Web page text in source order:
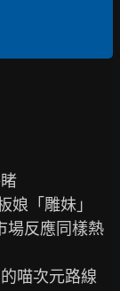
娘「雕妹」
場反應同樣熱
喵次元路線